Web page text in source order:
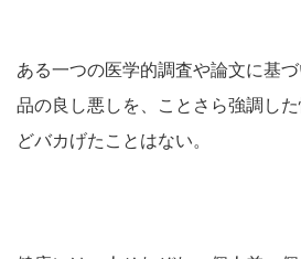
ある一つの医学的調査や論文に基
品の良し悪しを、ことさら強調し
どバカげたことはない。